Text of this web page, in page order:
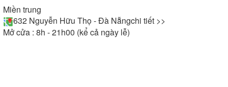
Miền trung
632 Nguyễn Hữu Thọ - Đà Nẵngchi tiết >>
Mở cửa : 8h - 21h00 (kể cả ngày lễ)